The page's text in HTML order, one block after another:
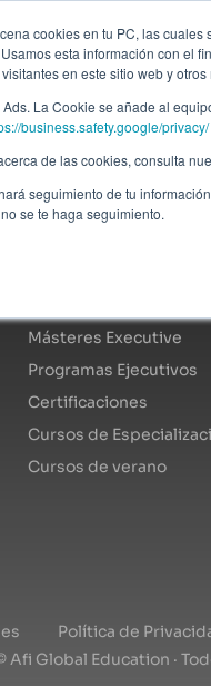
cookies en tu PC, las
esta información con el
en este sitio web y
La Cookie se añade al
business.safety.google/privacy/
de las cookies, consulta
seguimiento de tu
se te haga seguimiento.
Másteres Executive
Programas Ejecutivos
Certificaciones
Cursos de
Cursos de verano
Política de
Afi Global Education ·